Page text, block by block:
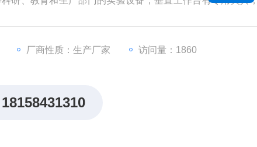
厂商性质：生产厂家 访问量：1860
18158431310